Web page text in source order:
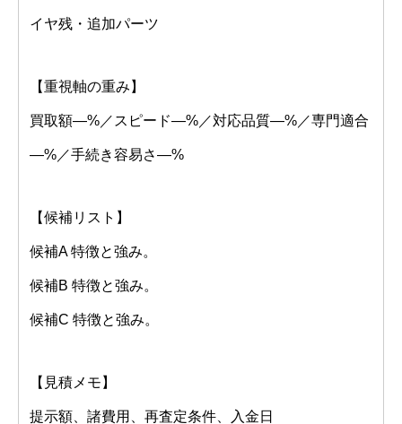
イヤ残・追加パーツ
【重視軸の重み】
買取額—%／スピード—%／対応品質—%／専門適合
—%／手続き容易さ—%
【候補リスト】
候補A 特徴と強み。
候補B 特徴と強み。
候補C 特徴と強み。
【見積メモ】
提示額、諸費用、再査定条件、入金日